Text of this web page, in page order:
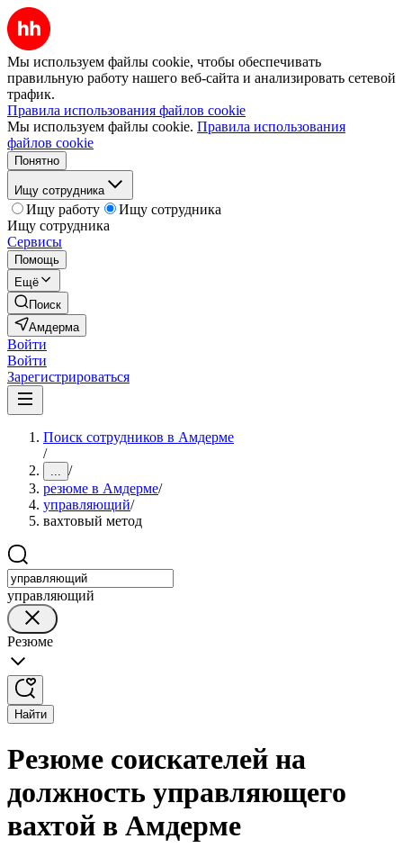
Мы используем файлы cookie, чтобы обеспечивать
правильную работу нашего веб-сайта и анализировать сетевой
трафик.
Правила использования файлов cookie
Мы используем файлы cookie. Правила использования
файлов cookie
Понятно
Ищу сотрудника
Ищу работу
Ищу сотрудника
Ищу сотрудника
Сервисы
Помощь
Ещё
Поиск
Амдерма
Войти
Войти
Зарегистрироваться
Поиск сотрудников в Амдерме
/
... /
резюме в Амдерме/
управляющий/
вахтовый метод
управляющий
Резюме
Найти
Резюме соискателей на
должность управляющего
вахтой в Амдерме